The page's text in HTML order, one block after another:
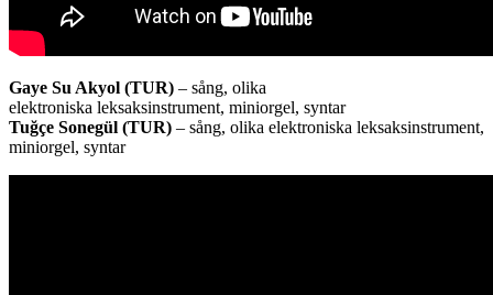
Gaye Su Akyol (TUR) – sång, olika
elektroniska leksaksinstrument, miniorgel, syntar
Tuğçe Sonegül (TUR) – sång, olika elektroniska leksaksinstrument,
miniorgel, syntar